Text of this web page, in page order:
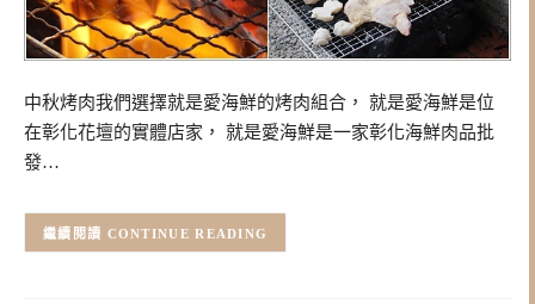
中秋烤肉我們選擇就是愛海鮮的烤肉組合， 就是愛海鮮是位
在彰化花壇的實體店家， 就是愛海鮮是一家彰化海鮮肉品批
發…
CONTINUE READING